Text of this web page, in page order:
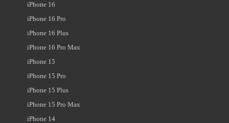
iPhone 16
iPhone 16 Pro
iPhone 16 Plus
iPhone 16 Pro Max
iPhone 15
iPhone 15 Pro
iPhone 15 Plus
iPhone 15 Pro Max
iPhone 14